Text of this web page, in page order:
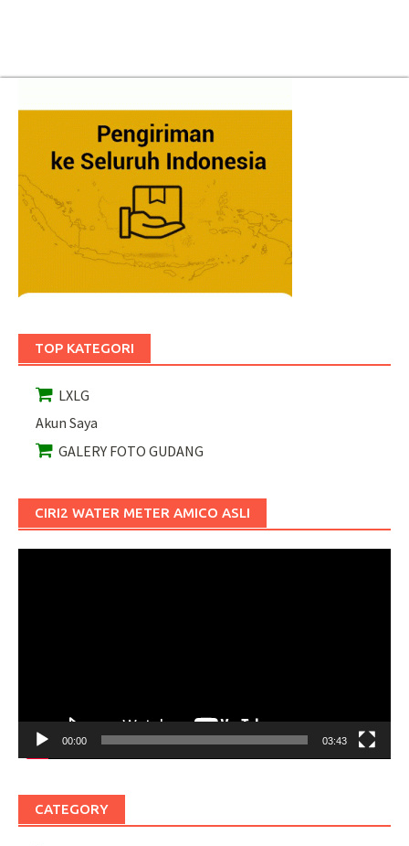
TOP KATEGORI
LXLG
Akun Saya
GALERY FOTO GUDANG
CIRI2 WATER METER AMICO ASLI
00:00 03:43
CATEGORY